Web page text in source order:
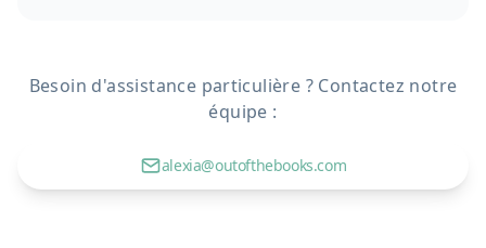
Besoin d'assistance particulière ? Contactez notre
équipe :
alexia@outofthebooks.com